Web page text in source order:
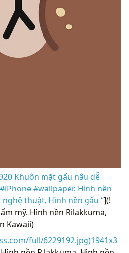
Khuôn mặt gấu nâu dễ
#wallpaper. Hình nền
thuật, Hình nền gấu “](!
mỹ. Hình nền Rilakkuma,
Kawaii)
full/6229192.jpg)1941x3